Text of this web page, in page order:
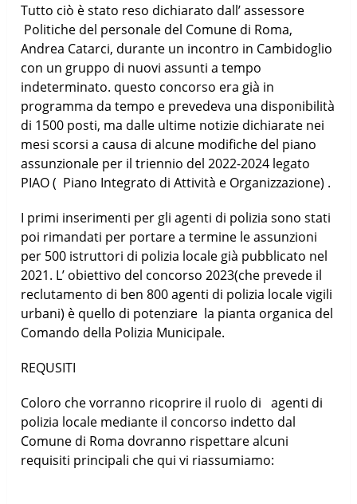
Tutto ciò è stato reso dichiarato dall’ assessore
Politiche del personale del Comune di Roma,
Andrea Catarci, durante un incontro in Cambidoglio
con un gruppo di nuovi assunti a tempo
indeterminato. questo concorso era già in
programma da tempo e prevedeva una disponibilità
di 1500 posti, ma dalle ultime notizie dichiarate nei
mesi scorsi a causa di alcune modifiche del piano
assunzionale per il triennio del 2022-2024 legato
PIAO ( Piano Integrato di Attività e Organizzazione) .
I primi inserimenti per gli agenti di polizia sono stati
poi rimandati per portare a termine le assunzioni
per 500 istruttori di polizia locale già pubblicato nel
2021. L’ obiettivo del concorso 2023(che prevede il
reclutamento di ben 800 agenti di polizia locale vigili
urbani) è quello di potenziare la pianta organica del
Comando della Polizia Municipale.
REQUSITI
Coloro che vorranno ricoprire il ruolo di agenti di
polizia locale mediante il concorso indetto dal
Comune di Roma dovranno rispettare alcuni
requisiti principali che qui vi riassumiamo: